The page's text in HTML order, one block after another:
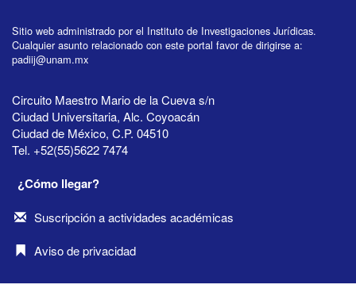
Sitio web administrado por el Instituto de Investigaciones Jurídicas.
Cualquier asunto relacionado con este portal favor de dirigirse a:
padiij@unam.mx
Circuito Maestro Mario de la Cueva s/n
Ciudad Universitaria, Alc. Coyoacán
Ciudad de México, C.P. 04510
Tel. +52(55)5622 7474
¿Cómo llegar?
Suscripción a actividades académicas
Aviso de privacidad